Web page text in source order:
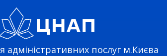
адміністративних послуг м.Києва